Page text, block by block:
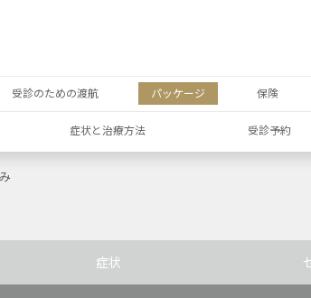
受診のための渡航 パッケージ 保険
症状と治療方法 受診予約
症状